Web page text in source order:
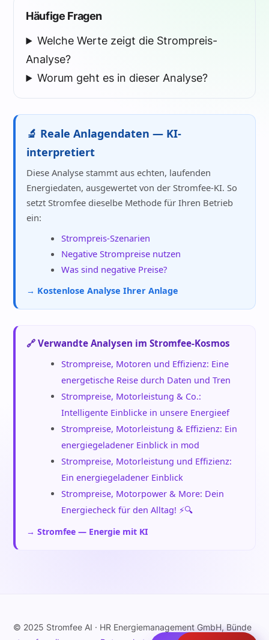
Häufige Fragen
Welche Werte zeigt die Strompreis-
Analyse?
Worum geht es in dieser Analyse?
🔬 Reale Anlagendaten — KI-
interpretiert
Diese Analyse stammt aus echten, laufenden
Energiedaten, ausgewertet von der Stromfee-KI. So
setzt Stromfee dieselbe Methode für Ihren Betrieb
ein:
Strompreis-Szenarien
Negative Strompreise nutzen
Was sind negative Preise?
→ Kostenlose Analyse Ihrer Anlage
🔗 Verwandte Analysen im Stromfee-Kosmos
Strompreise, Motoren und Effizienz: Eine
energetische Reise durch Daten und Tren
Strompreise, Motorleistung & Co.:
Intelligente Einblicke in unsere Energieef
Strompreise, Motorleistung & Effizienz: Ein
energiegeladener Einblick in mod
Strompreise, Motorleistung und Effizienz:
Ein energiegeladener Einblick
Strompreise, Motorpower & More: Dein
Energiecheck für den Alltag! ⚡️🔍
→ Stromfee — Energie mit KI
© 2025 Stromfee AI · HR Energiemanagement GmbH, Bünde